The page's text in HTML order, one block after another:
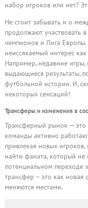
набор игроков или нет?
Не стоит забывать и о
продолжают участвовать
чемпионов и Лига
неиссякаемый интерес
Например, недавние
выдающиеся результаты,
футбольной истории. И,
некоторых сенсаций!
Трансферы и изменения в
Трансферный рынок — это
команды активно
привлекая новых
найти фаната, который
потенциальном
трансфер – это как новая
меняются местами.